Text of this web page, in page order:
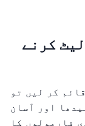
کرنے
کر لیں تو
اور آسان
فارمولوں کا